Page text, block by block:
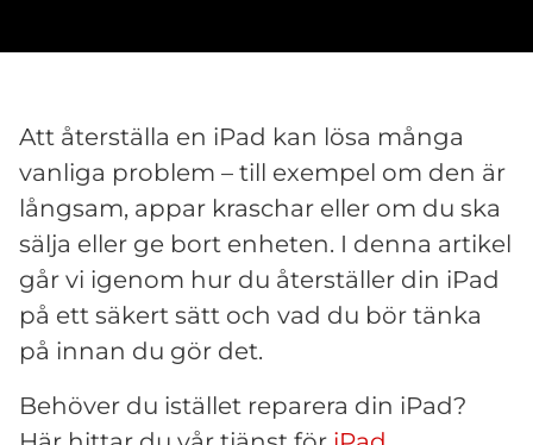
Att återställa en iPad kan lösa många
vanliga problem – till exempel om den är
långsam, appar kraschar eller om du ska
sälja eller ge bort enheten. I denna artikel
går vi igenom hur du återställer din iPad
på ett säkert sätt och vad du bör tänka
på innan du gör det.
Behöver du istället reparera din iPad?